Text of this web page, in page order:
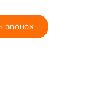
звонок